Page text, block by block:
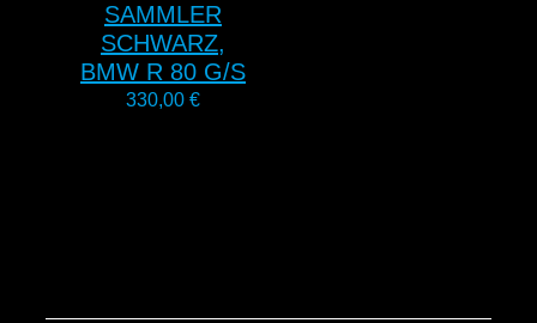
SAMMLER
SCHWARZ,
BMW R 80 G/S
330,00 €